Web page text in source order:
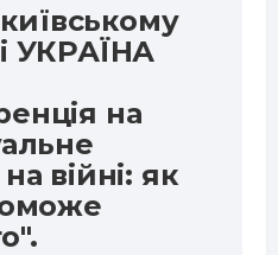
УКРАЇНА
на
війні: як